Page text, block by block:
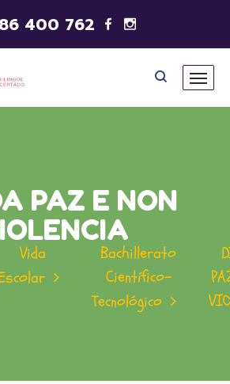
400 762
PAZ E NON
Vida
Bachillerato
Científico-
Tecnológico